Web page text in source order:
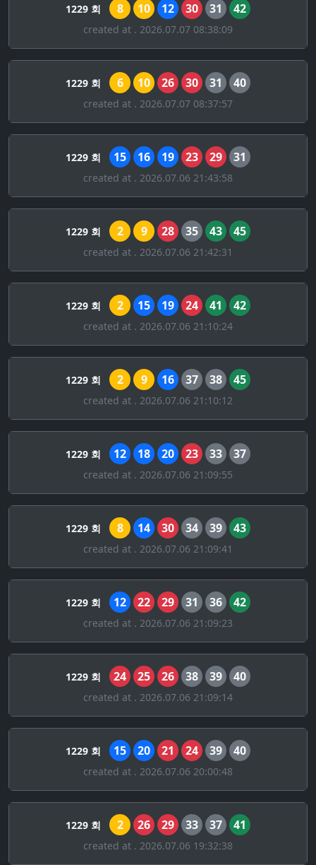
1229 회 8 10 12 30 31 42
created at . 2026.07.07 08:38:09
1229 회 6 10 26 30 31 40
created at . 2026.07.07 08:37:57
1229 회 15 16 19 23 29 31
created at . 2026.07.06 21:43:58
1229 회 2 9 28 35 43 45
created at . 2026.07.06 21:42:31
1229 회 2 15 19 24 41 42
created at . 2026.07.06 21:10:24
1229 회 2 9 16 37 38 45
created at . 2026.07.06 21:10:12
1229 회 12 18 20 23 33 37
created at . 2026.07.06 21:09:55
1229 회 8 14 30 34 39 43
created at . 2026.07.06 21:09:41
1229 회 12 22 29 31 36 42
created at . 2026.07.06 21:09:23
1229 회 24 25 26 38 39 40
created at . 2026.07.06 21:09:14
1229 회 15 20 21 24 39 40
created at . 2026.07.06 20:00:48
1229 회 2 26 29 33 37 41
created at . 2026.07.06 19:32:38